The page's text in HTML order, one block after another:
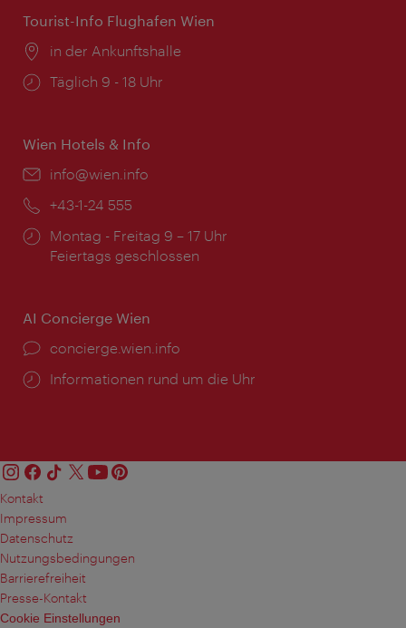
Tourist-Info Flughafen Wien
Ort:
in der Ankunftshalle
Öffnungszeiten:
Täglich 9 - 18 Uhr
Wien Hotels & Info
Email:
info@wien.info
Telefon:
+43-1-24 555
Öffnungszeiten:
Montag - Freitag 9 – 17 Uhr
Feiertags geschlossen
AI Concierge Wien
Ort:
concierge.wien.info
Öffnungszeiten:
Informationen rund um die Uhr
Kontakt
Impressum
Datenschutz
Nutzungsbedingungen
Barrierefreiheit
Presse-Kontakt
Cookie Einstellungen